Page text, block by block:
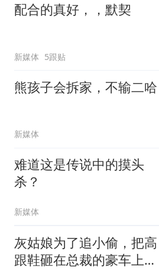
配合的真好，，默契
新媒体 5跟贴
熊孩子会拆家，不输二哈
新媒体
难道这是传说中的摸头
杀？
新媒体
灰姑娘为了追小偷，把高
跟鞋砸在总裁的豪车上，